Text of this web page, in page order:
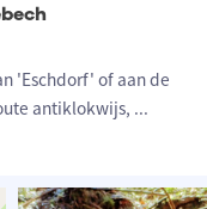
'Eschdorf' of aan de
antiklokwijs, ...